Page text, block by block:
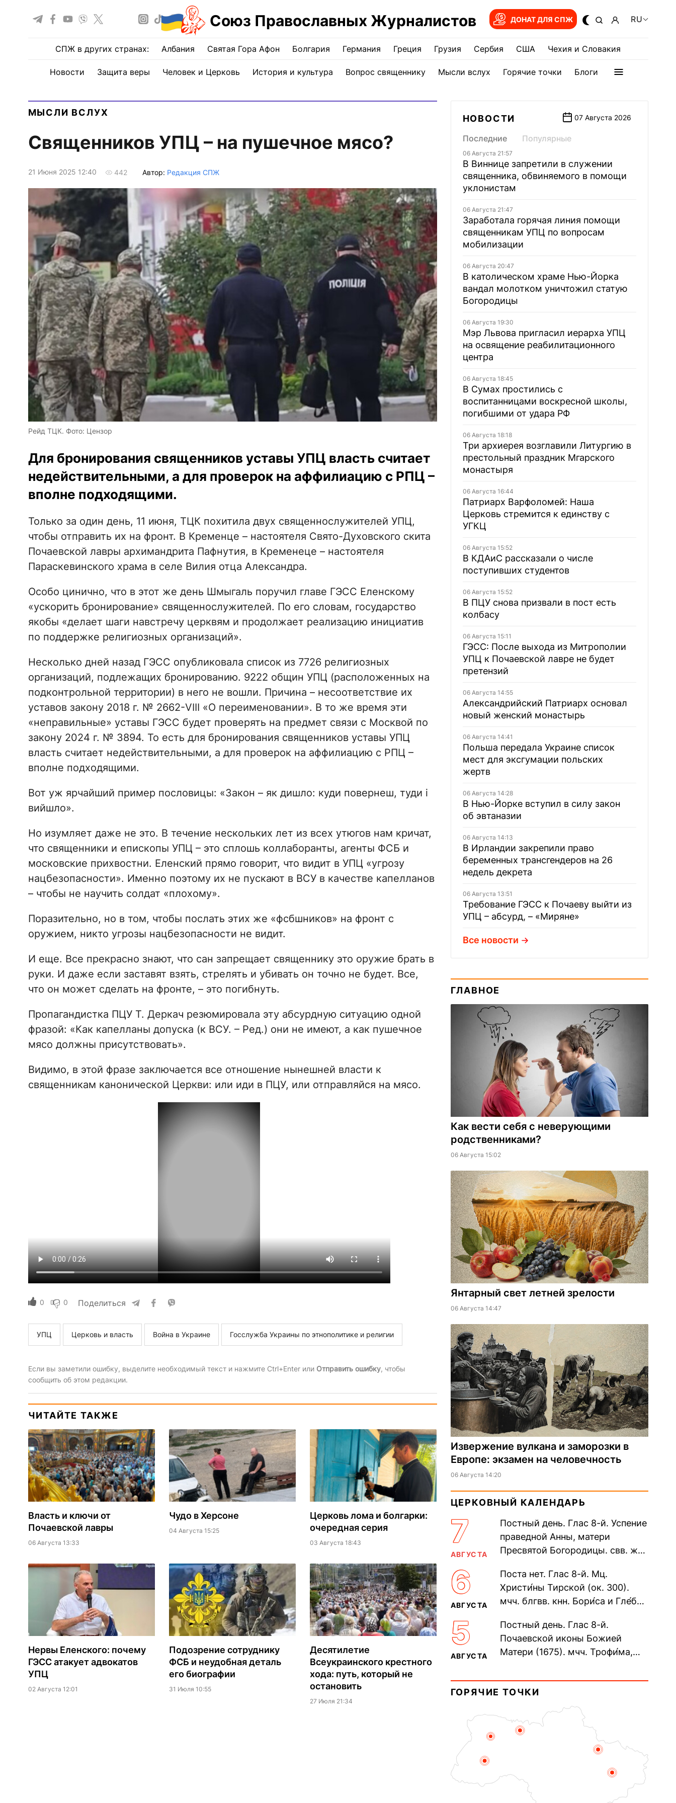
Союз Православных Журналистов ДОНАТ ДЛЯ СПЖ RU
СПЖ в других странах: Албания Святая Гора Афон Болгария Германия Греция Грузия Сербия США Чехия и Словакия
Новости Защита веры Человек и Церковь История и культура Вопрос священнику Мысли вслух Горячие точки Блоги
МЫСЛИ ВСЛУХ
Священников УПЦ – на пушечное мясо?
21 Июня 2025 12:40 442 Автор: Редакция СПЖ
Рейд ТЦК. Фото: Цензор
Для бронирования священников уставы УПЦ власть считает
недействительными, а для проверок на аффилиацию с РПЦ –
вполне подходящими.
Только за один день, 11 июня, ТЦК похитила двух священнослужителей УПЦ,
чтобы отправить их на фронт. В Кременце – настоятеля Свято-Духовского скита
Почаевской лавры архимандрита Пафнутия, в Кременеце – настоятеля
Параскевинского храма в селе Вилия отца Александра.
Особо цинично, что в этот же день Шмыгаль поручил главе ГЭСС Еленскому
«ускорить бронирование» священнослужителей. По его словам, государство
якобы «делает шаги навстречу церквям и продолжает реализацию инициатив
по поддержке религиозных организаций».
Несколько дней назад ГЭСС опубликовала список из 7726 религиозных
организаций, подлежащих бронированию. 9222 общин УПЦ (расположенных на
подконтрольной территории) в него не вошли. Причина – несоответствие их
уставов закону 2018 г. № 2662-VIII «О переименовании». В то же время эти
«неправильные» уставы ГЭСС будет проверять на предмет связи с Москвой по
закону 2024 г. № 3894. То есть для бронирования священников уставы УПЦ
власть считает недействительными, а для проверок на аффилиацию с РПЦ –
вполне подходящими.
Вот уж ярчайший пример пословицы: «Закон – як дишло: куди повернеш, туди і
вийшло».
Но изумляет даже не это. В течение нескольких лет из всех утюгов нам кричат,
что священники и епископы УПЦ – это сплошь коллаборанты, агенты ФСБ и
московские прихвостни. Еленский прямо говорит, что видит в УПЦ «угрозу
нацбезопасности». Именно поэтому их не пускают в ВСУ в качестве капелланов
– чтобы не научить солдат «плохому».
Поразительно, но в том, чтобы послать этих же «фсбшников» на фронт с
оружием, никто угрозы нацбезопасности не видит.
И еще. Все прекрасно знают, что сан запрещает священнику это оружие брать в
руки. И даже если заставят взять, стрелять и убивать он точно не будет. Все,
что он может сделать на фронте, – это погибнуть.
Пропагандистка ПЦУ Т. Деркач резюмировала эту абсурдную ситуацию одной
фразой: «Как капелланы допуска (к ВСУ. – Ред.) они не имеют, а как пушечное
мясо должны присутствовать».
Видимо, в этой фразе заключается все отношение нынешней власти к
священникам канонической Церкви: или иди в ПЦУ, или отправляйся на мясо.
0 0 Поделиться
УПЦ Церковь и власть Война в Украине Госслужба Украины по этнополитике и религии
Если вы заметили ошибку, выделите необходимый текст и нажмите Ctrl+Enter или Отправить ошибку, чтобы
сообщить об этом редакции.
ЧИТАЙТЕ ТАКЖЕ
Власть и ключи от
Почаевской лавры
06 Августа 13:33
Чудо в Херсоне
04 Августа 15:25
Церковь лома и болгарки:
очередная серия
03 Августа 18:43
Нервы Еленского: почему
ГЭСС атакует адвокатов
УПЦ
02 Августа 12:01
Подозрение сотруднику
ФСБ и неудобная деталь
его биографии
31 Июля 10:55
Десятилетие
Всеукраинского крестного
хода: путь, который не
остановить
27 Июля 21:34
НОВОСТИ 07 Августа 2026
Последние Популярные
06 Августа 21:57
В Виннице запретили в служении
священника, обвиняемого в помощи
уклонистам
06 Августа 21:47
Заработала горячая линия помощи
священникам УПЦ по вопросам
мобилизации
06 Августа 20:47
В католическом храме Нью-Йорка
вандал молотком уничтожил статую
Богородицы
06 Августа 19:30
Мэр Львова пригласил иерарха УПЦ
на освящение реабилитационного
центра
06 Августа 18:45
В Сумах простились с
воспитанницами воскресной школы,
погибшими от удара РФ
06 Августа 18:18
Три архиерея возглавили Литургию в
престольный праздник Мгарского
монастыря
06 Августа 16:44
Патриарх Варфоломей: Наша
Церковь стремится к единству с
УГКЦ
06 Августа 15:52
В КДАиС рассказали о числе
поступивших студентов
06 Августа 15:52
В ПЦУ снова призвали в пост есть
колбасу
06 Августа 15:11
ГЭСС: После выхода из Митрополии
УПЦ к Почаевской лавре не будет
претензий
06 Августа 14:55
Александрийский Патриарх основал
новый женский монастырь
06 Августа 14:41
Польша передала Украине список
мест для эксгумации польских
жертв
06 Августа 14:28
В Нью-Йорке вступил в силу закон
об эвтаназии
06 Августа 14:13
В Ирландии закрепили право
беременных трансгендеров на 26
недель декрета
06 Августа 13:51
Требование ГЭСС к Почаеву выйти из
УПЦ – абсурд, – «Миряне»
Все новости
ГЛАВНОЕ
Как вести себя с неверующими
родственниками?
06 Августа 15:02
Янтарный свет летней зрелости
06 Августа 14:47
Извержение вулкана и заморозки в
Европе: экзамен на человечность
06 Августа 14:20
ЦЕРКОВНЫЙ КАЛЕНДАРЬ
7
АВГУСТА
Постный день. Глас 8-й. Успение
праведной Анны, матери
Пресвятой Богородицы. свв. жен
прп. Евпракси́и девы,...
6
АВГУСТА
Поста нет. Глас 8-й. Мц.
Христи́ны Тирской (ок. 300).
мчч. блгвв. кнн. Бори́са и Гле́ба,
Дави́да (1015). Прп....
5
АВГУСТА
Постный день. Глас 8-й.
Почаевской иконы Божией
Матери (1675). мчч. Трофи́ма,
мучеников (284–305). прав.
воина Фео́дора...
ГОРЯЧИЕ ТОЧКИ